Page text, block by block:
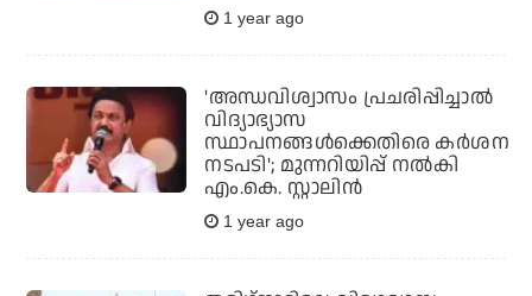
1 year ago
'അന്ധവിശ്വാസം പ്രചരിപ്പിച്ചാല്‍
വിദ്യാഭ്യാസ
സ്ഥാപനങ്ങള്‍ക്കെതിരെ കര്‍ശന
നടപടി'; മുന്നറിയിപ്പ് നല്‍കി
എം.കെ. സ്റ്റാലിന്‍
1 year ago